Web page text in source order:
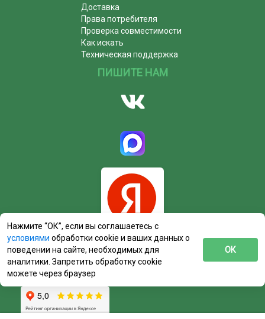
Доставка
Права потребителя
Проверка совместимости
Как искать
Техническая поддержка
ПИШИТЕ НАМ
Нажмите “ОК”, если вы соглашаетесь с
условиями обработки cookie и ваших данных о
поведении на сайте, необходимых для
аналитики. Запретить обработку cookie
можете через браузер
ОК